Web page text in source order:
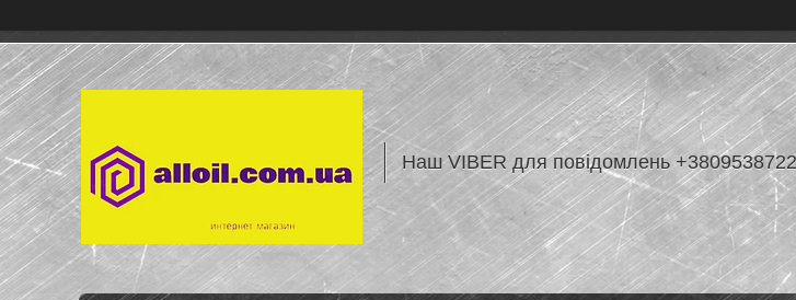
Наш VIBER для повідомлень